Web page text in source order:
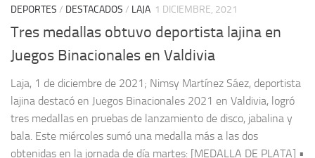
DEPORTES / DESTACADOS / LAJA 1 DICIEMBRE, 2021
Tres medallas obtuvo deportista lajina en
Juegos Binacionales en Valdivia
Laja, 1 de diciembre de 2021; Nimsy Martínez Sáez, deportista
lajina destacó en Juegos Binacionales 2021 en Valdivia, logró
tres medallas en pruebas de lanzamiento de disco, jabalina y
bala. Este miércoles sumó una medalla más a las dos
obtenidas en la jornada de día martes: [MEDALLA DE PLATA] •